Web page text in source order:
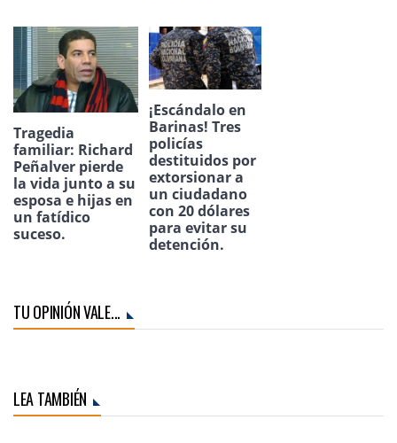
Tragedia
familiar: Richard
Peñalver pierde
la vida junto a su
esposa e hijas en
un fatídico
suceso.
¡Escándalo en
Barinas! Tres
policías
destituidos por
extorsionar a
un ciudadano
con 20 dólares
para evitar su
detención.
TU OPINIÓN VALE...
LEA TAMBIÉN